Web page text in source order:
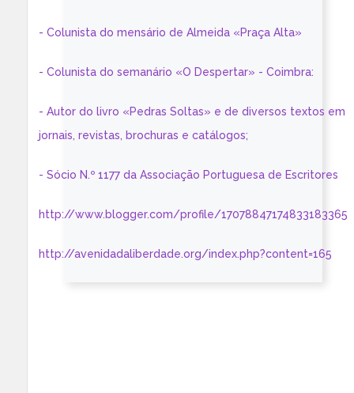
- Colunista do mensário de Almeida «Praça Alta»
- Colunista do semanário «O Despertar» - Coimbra:
- Autor do livro «Pedras Soltas» e de diversos textos em
jornais, revistas, brochuras e catálogos;
- Sócio N.º 1177 da Associação Portuguesa de Escritores
http://www.blogger.com/profile/17078847174833183365
http://avenidadaliberdade.org/index.php?content=165